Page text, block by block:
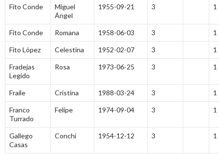
Fito Conde
Miguel
Ángel
1955-09-21 3 1
Fito Conde Romana 1958-06-03 3 1
Fito López Celestina 1952-02-07 3 1
Fradejas
Legido
Rosa 1973-06-25 3 1
Fraile Cristina 1988-03-24 3 1
Franco
Turrado
Felipe 1974-09-04 3 1
Gallego
Casas
Conchi 1954-12-12 3 1